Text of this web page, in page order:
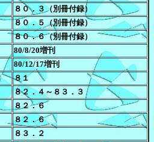
８０．３（別冊付録）
８０．５（別冊付録）
８０．６（別冊付録）
80/8/20増刊
80/12/17増刊
８１
８２．４～８３．３
８２．６
８２．６
８３．２